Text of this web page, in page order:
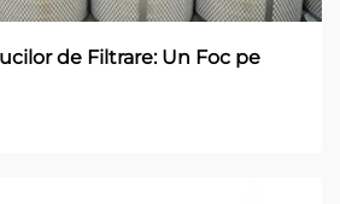
de Filtrare: Un Foc pe